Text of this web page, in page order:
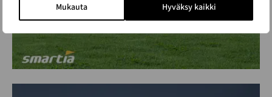
Mukauta Hyväksy kaikki